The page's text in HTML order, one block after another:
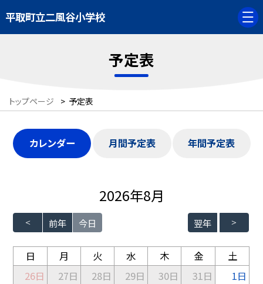
平取町立二風谷小学校
予定表
トップページ > 予定表
カレンダー 月間予定表 年間予定表
前年 今日
2026年8月
翌年
日 月 火 水 木 金
土
26日
27日 28日 29日 30日 31日 1日